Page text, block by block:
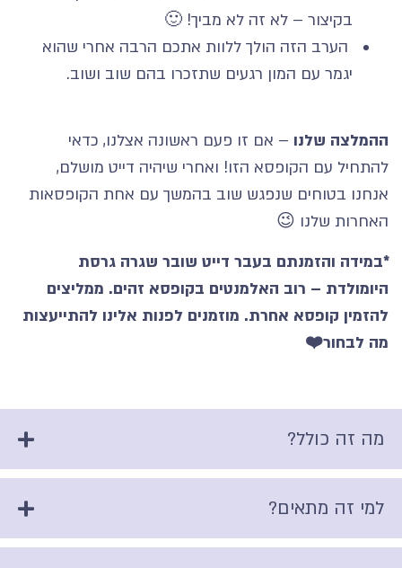
בקיצור – לא זה לא מביך! 🙂
הערב הזה הולך ללוות אתכם הרבה אחרי שהוא
יגמר עם המון רגעים שתזכרו בהם שוב ושוב.
ההמלצה שלנו – אם זו פעם ראשונה אצלנו, כדאי
להתחיל עם הקופסא הזו! ואחרי שיהיה דייט מושלם,
אנחנו בטוחים שנפגש שוב בהמשך עם אחת הקופסאות
האחרות שלנו 😉
*במידה והזמנתם בעבר דייט שובר שגרה גרסת
היומולדת – רוב האלמנטים בקופסא זהים. ממליצים
להזמין קופסא אחרת. מוזמנים לפנות אלינו להתייעצות
מה לבחור❤️
מה זה כולל?
למי זה מתאים?